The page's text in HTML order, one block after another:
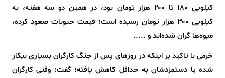
کیلویی ۱۸۰ تا ۲۰۰ هزار تومان بود، در همین دو سه هفته، به
کیلویی ۳۰۰ هزار تومان رسیده است؛ قیمت حبوبات صعود کرده،
میوه‌ها گران شده‌اند و .....
خرمی با تاکید بر اینکه در روزهای پس از جنگ کارگران بسیاری بیکار
شده‌ یا دستمزدشان به حداقل کاهش یافته؛ گفت: وقتی کارگران